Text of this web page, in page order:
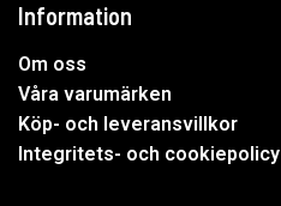
Information
Om oss
Våra varumärken
Köp- och leveransvillkor
Integritets- och cookiepolicy